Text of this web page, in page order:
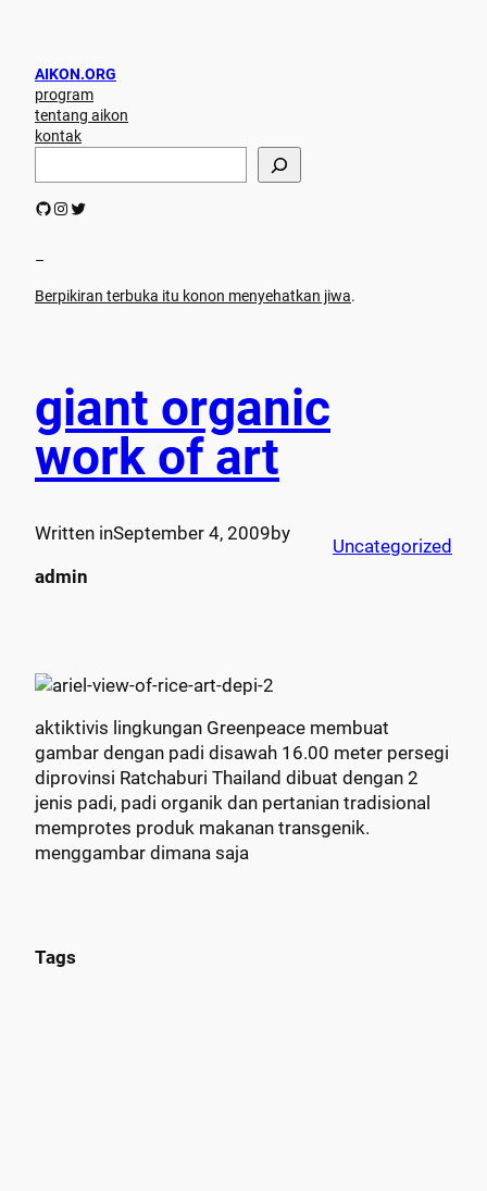
AIKON.ORG
program
tentang aikon
kontak
r
h
GitHub Instagram Twitter
–
Berpikiran terbuka itu konon menyehatkan jiwa.
giant organic
work of art
Written inSeptember 4, 2009by
admin
Uncategorized
aktiktivis lingkungan Greenpeace membuat
gambar dengan padi disawah 16.00 meter persegi
diprovinsi Ratchaburi Thailand dibuat dengan 2
jenis padi, padi organik dan pertanian tradisional
memprotes produk makanan transgenik.
menggambar dimana saja
Tags